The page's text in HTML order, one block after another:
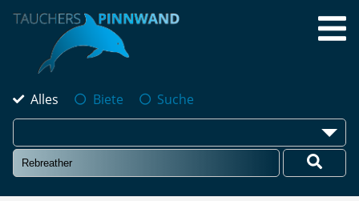
Alles Biete Suche